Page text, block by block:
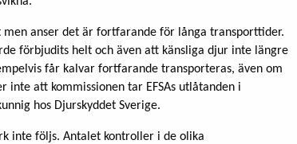
anser det är fortfarande för långa transporttider.
förbjudits helt och även att känsliga djur inte längre
får kalvar fortfarande transporteras, även om
att kommissionen tar EFSAs utlåtanden i
hos Djurskyddet Sverige.
inte följs. Antalet kontroller i de olika